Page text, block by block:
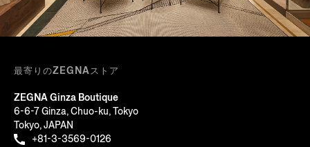
最寄りのZEGNAストア
ZEGNA Ginza Boutique
6-6-7 Ginza, Chuo-ku, Tokyo
Tokyo, JAPAN
+81-3-3569-0126